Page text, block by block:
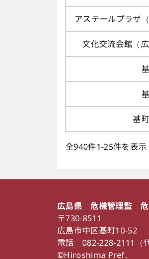
アステールプラザ
文化交流会館（
基
全940件1-25件を表示
広島県 危機管理監 危
〒730-8511
広島市中区基町10-52
電話 082-228-2111（代
©Hiroshima Pref.